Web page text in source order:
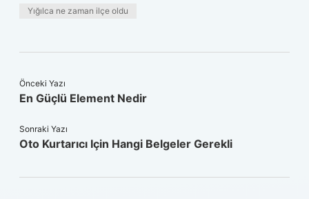
Yığılca ne zaman ilçe oldu
Önceki Yazı
En Güçlü Element Nedir
Sonraki Yazı
Oto Kurtarıcı Için Hangi Belgeler Gerekli